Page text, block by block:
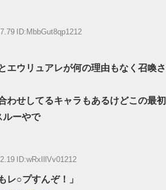
ID:MbbGut8qp1212
エウリュアレが何の理由もなく召喚さ
わせしてるキャラもあるけどこの最初
ルーやで
ID:wRxIllVv01212
レ○プすんぞ！」